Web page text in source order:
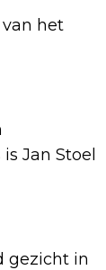
het
Jan Stoel
gezicht in